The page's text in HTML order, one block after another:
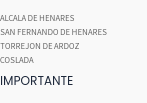
ALCALA DE HENARES
SAN FERNANDO DE HENARES
TORREJON DE ARDOZ
COSLADA
IMPORTANTE